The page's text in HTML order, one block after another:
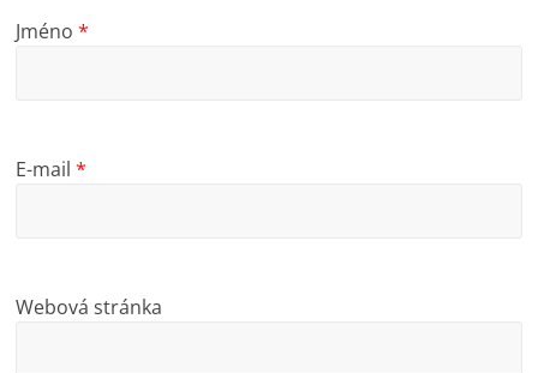
Jméno*
E-mail*
Webová stránka